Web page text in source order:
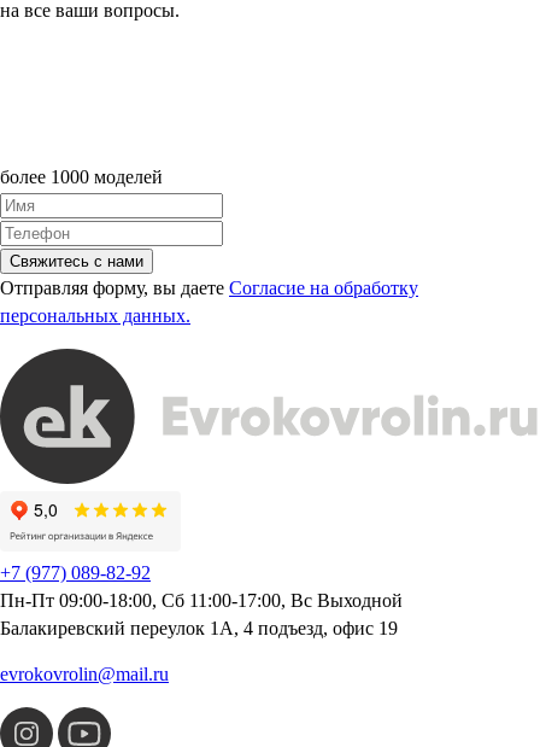
на все ваши вопросы.
более 1000 моделей
Свяжитесь с нами
Отправляя форму, вы даете Согласие на обработку
персональных данных.
+7 (977) 089-82-92
Пн-Пт 09:00-18:00, Сб 11:00-17:00, Вс Выходной
Балакиревский переулок 1А, 4 подъезд, офис 19
evrokovrolin@mail.ru